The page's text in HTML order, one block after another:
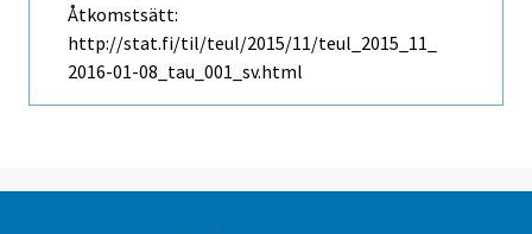
Åtkomstsätt:
http://stat.fi/til/teul/2015/11/teul_2015_11_
2016-01-08_tau_001_sv.html